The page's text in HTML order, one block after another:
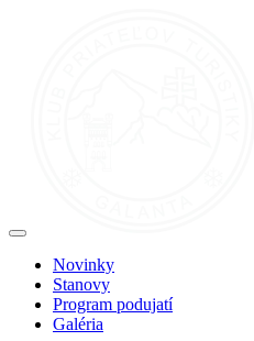
Novinky
Stanovy
Program podujatí
Galéria